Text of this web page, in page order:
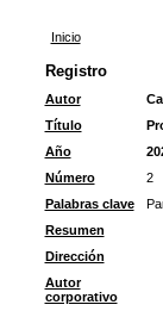
Inicio
Registro
Autor
Título
Año
Número
2
Palabras clave
Resumen
Dirección
Autor
corporativo